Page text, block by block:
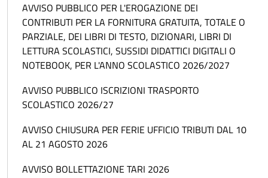
AVVISO PUBBLICO PER L'EROGAZIONE DEI
CONTRIBUTI PER LA FORNITURA GRATUITA, TOTALE O
PARZIALE, DEI LIBRI DI TESTO, DIZIONARI, LIBRI DI
LETTURA SCOLASTICI, SUSSIDI DIDATTICI DIGITALI O
NOTEBOOK, PER L'ANNO SCOLASTICO 2026/2027
AVVISO PUBBLICO ISCRIZIONI TRASPORTO
SCOLASTICO 2026/27
AVVISO CHIUSURA PER FERIE UFFICIO TRIBUTI DAL 10
AL 21 AGOSTO 2026
AVVISO BOLLETTAZIONE TARI 2026